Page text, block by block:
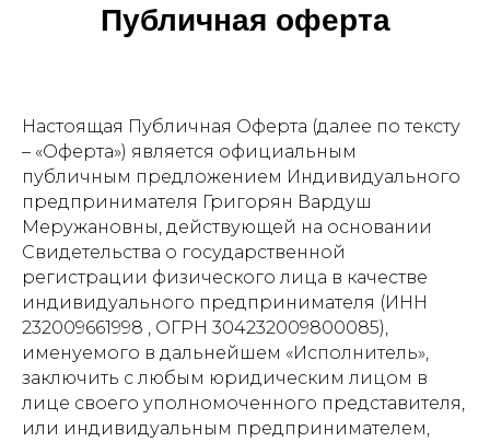
Публичная оферта
Настоящая Публичная Оферта (далее по тексту
– «Оферта») является официальным
публичным предложением Индивидуального
предпринимателя Григорян Вардуш
Меружановны, действующей на основании
Свидетельства о государственной
регистрации физического лица в качестве
индивидуального предпринимателя (ИНН
232009661998 , ОГРН 304232009800085),
именуемого в дальнейшем «Исполнитель»,
заключить с любым юридическим лицом в
лице своего уполномоченного представителя,
или индивидуальным предпринимателем,